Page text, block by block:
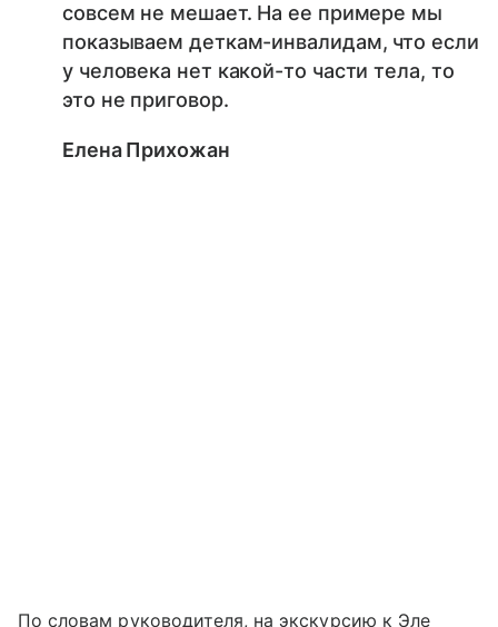
совсем не мешает. На ее примере мы
показываем деткам-инвалидам, что если
у человека нет какой-то части тела, то
это не приговор.
Елена Прихожан
По словам руководителя, на экскурсию к Эле